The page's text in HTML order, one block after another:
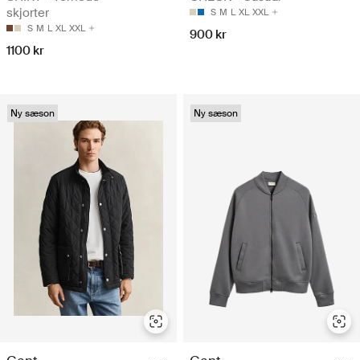
skjorter
S M L XL XXL
1100 kr
S M L XL XXL
900 kr
Ny sæson Ny sæson